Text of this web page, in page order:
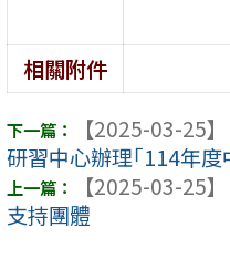
相關附件
【2025-03-25】
研習中心辦理｢114年度
【2025-03-25】
支持團體